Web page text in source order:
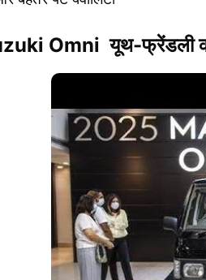
Omni यूथ-फ्रेंडली